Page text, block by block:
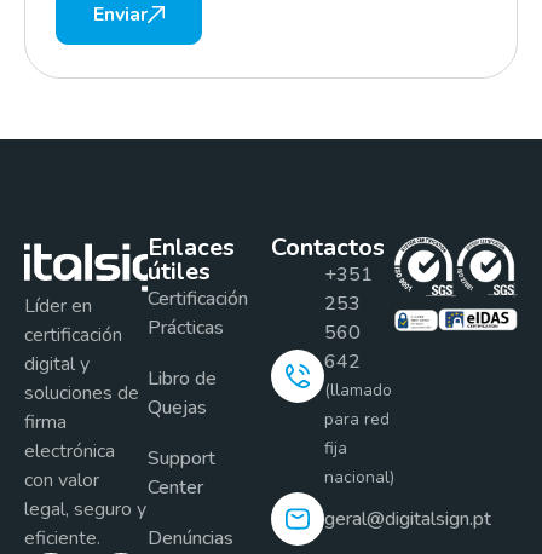
Enviar
Líder en
certificación
digital y
soluciones de
firma
electrónica
con valor
legal, seguro y
eficiente.
Enlaces
útiles
Certificación
Prácticas
Libro de
Quejas
Support
Center
Denúncias
Contactos
+351
253
560
642
(llamado
para red
fija
nacional)
geral@digitalsign.pt